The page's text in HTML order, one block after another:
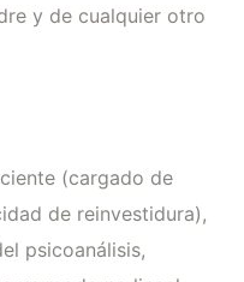
y de cualquier otro
(cargado de
de reinvestidura),
psicoanálisis,